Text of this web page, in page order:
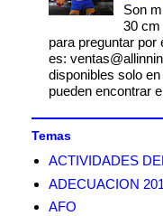
Son
30 cm
para preguntar por
es:
disponibles solo
pueden encontrar
Temas
ACTIVIDADES
ADECUACION
AFO